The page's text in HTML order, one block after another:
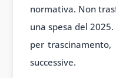
normativa. Non
una spesa del
per
successive.